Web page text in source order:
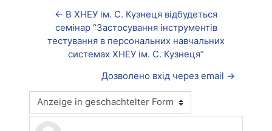
← В ХНЕУ ім. С. Кузнеця відбудеться
семінар “Застосування інструментів
тестування в персональних навчальних
системах ХНЕУ ім. С. Кузнеця”
Дозволено вхід через email →
Anzeigemodus